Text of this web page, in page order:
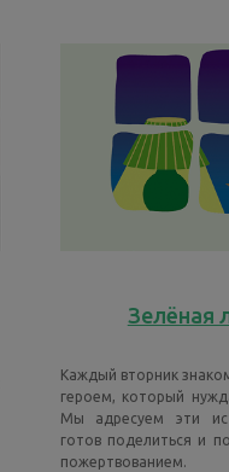
Зелёная
Каждый вторник
героем, который
Мы адресуем эти
готов поделиться и
пожертвованием.